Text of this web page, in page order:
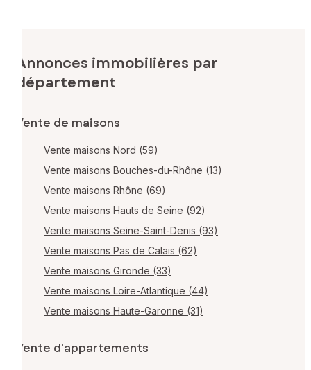
Annonces immobilières par
département
Vente de maisons
Vente maisons Nord (59)
Vente maisons Bouches-du-Rhône (13)
Vente maisons Rhône (69)
Vente maisons Hauts de Seine (92)
Vente maisons Seine-Saint-Denis (93)
Vente maisons Pas de Calais (62)
Vente maisons Gironde (33)
Vente maisons Loire-Atlantique (44)
Vente maisons Haute-Garonne (31)
Vente d'appartements